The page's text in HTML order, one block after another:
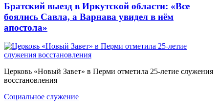
Братский выезд в Иркутской области: «Все
боялись Савла, а Варнава увидел в нём
апостола»
Церковь «Новый Завет» в Перми отметила 25-летие служения
восстановления
Социальное служение